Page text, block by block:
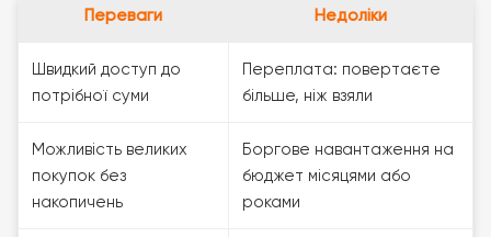
Переваги Недоліки
Швидкий доступ до
потрібної суми
Переплата: повертаєте
більше, ніж взяли
Можливість великих
покупок без
накопичень
Боргове навантаження на
бюджет місяцями або
роками